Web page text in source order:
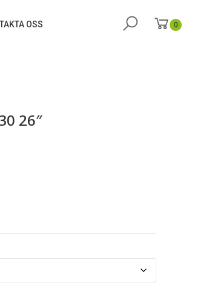
OSS 0
26″